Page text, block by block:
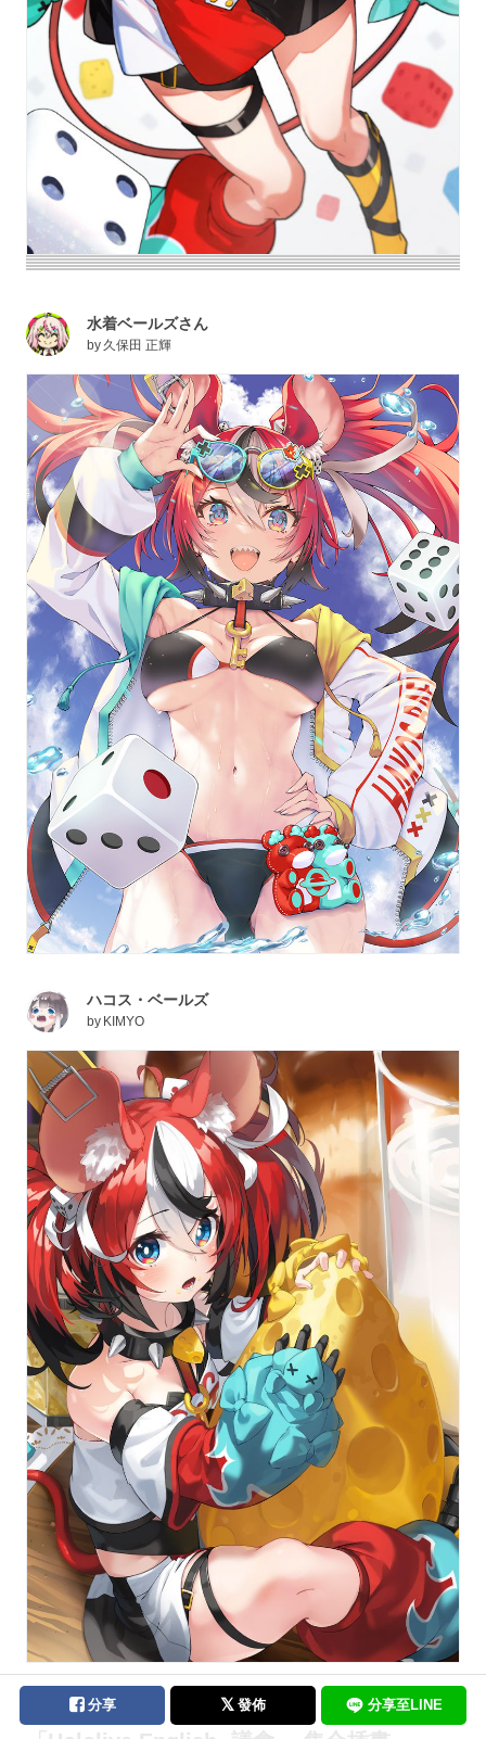
水着ベールズさん
by 久保田 正輝
ハコス・ベールズ
by KIMYO
分享 發佈 分享至LINE